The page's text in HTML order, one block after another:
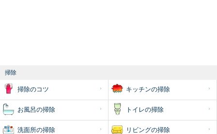
掃除
掃除のコツ キッチンの掃除
お風呂の掃除 トイレの掃除
洗面所の掃除 リビングの掃除